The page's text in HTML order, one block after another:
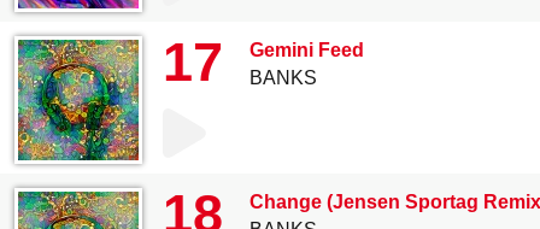
17
Gemini Feed
BANKS
18
Change (Jensen Sportag